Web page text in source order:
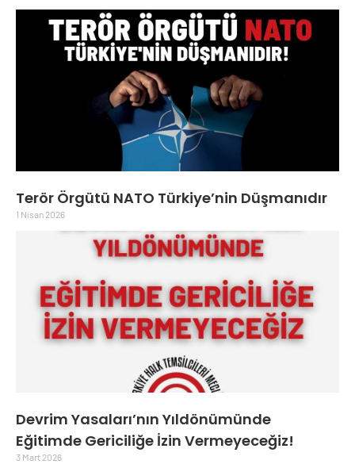
Terör Örgütü NATO Türkiye’nin Düşmanıdır
1 Nisan 2026
Devrim Yasaları’nın Yıldönümünde
Eğitimde Gericiliğe İzin Vermeyeceğiz!
3 Mart 2026